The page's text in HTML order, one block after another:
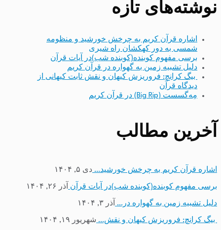
نوشته‌های تازه
اشاره قرآن کریم به چرخش خورشید و منظومه
شمسی به دور کهکشان راه شیری
برسی مفهوم کوبنده(کوبنده شب)در آیات قرآن
دلیل تشبیه زمین به گهواره در قرآن کریم
بیگ کرانچ: فروریزش کیهان و نقش ثابت کیهانی از
دیدگاه قرآن
مِه‌گسست (Big Rip) در قرآن کریم
آخرین مطالب
اشاره قرآن کریم به چرخش خورشید… دی ۵, ۱۴۰۴
برسی مفهوم کوبنده(کوبنده شب)در آیات قرآن آذر ۲۶, ۱۴۰۴
دلیل تشبیه زمین به گهواره در… آذر ۳, ۱۴۰۴
بیگ کرانچ: فروریزش کیهان و نقش… شهریور ۱۹, ۱۴۰۴